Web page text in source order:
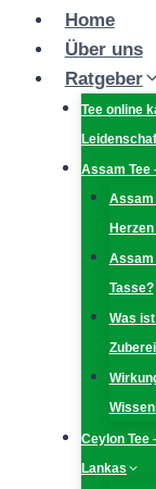
Home
Über uns
Ratgeber
Tee online
Assam Tee
Assam
Assam
Tasse?
Was
Ceylon Tee
Lankas